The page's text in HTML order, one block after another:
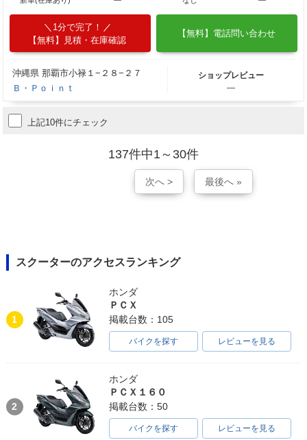
1分で完了！
【無料】見積・在庫確認
【無料】電話問い合わせ
沖縄県 那覇市小禄１−２８−２７
Ｂ・Ｐｏｉｎｔ
ショップレビュー
―
上記10件にチェック
137件中1～30件
次へ > 最後へ »
スクーターのアクセスランキング
1
ホンダ
ＰＣＸ
掲載台数：105
バイクを探す レビューを見る
2
ホンダ
ＰＣＸ１６０
掲載台数：50
バイクを探す レビューを見る